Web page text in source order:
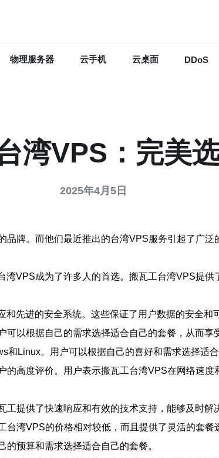
物理服务器 云手机 云桌面 DDoS
湾VPS：完美
2025年4月5日
牌。而他们最近推出的台湾VPS服务引起了广
VPS成为了许多人的首选。搬瓦工台湾VPS提
先进的安全系统。这些保证了用户数据的安全和
以根据自己的需求选择适合自己的套餐，从而享
Linux。用户可以根据自己的喜好和需求选择适合
高度评价。用户表示搬瓦工台湾VPS在网络速
提供了快速响应和有效的技术支持，能够及时解
湾VPS的价格相对较低，而且提供了灵活的套餐
预算和需求选择适合自己的套餐。